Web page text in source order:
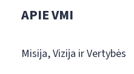
APIE VMI
Misija, Vizija ir Vertybės